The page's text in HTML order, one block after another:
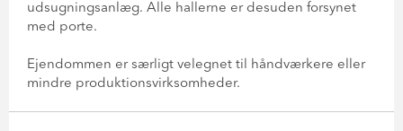
udsugningsanlæg. Alle hallerne er desuden forsynet
med porte.
Ejendommen er særligt velegnet til håndværkere eller
mindre produktionsvirksomheder.